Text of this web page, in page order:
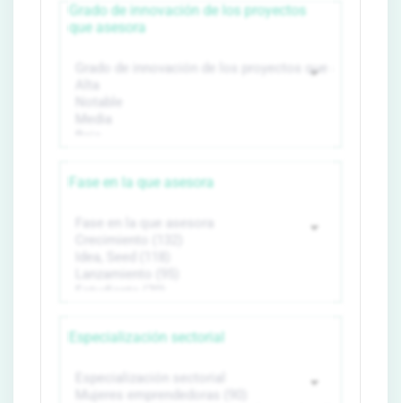
Grado de innovación de los proyectos
que asesora
Fase en la que asesora
Especialización sectorial